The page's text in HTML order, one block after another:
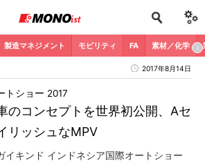
製造マネジメント モビリティ FA 素材／化学
2017年8月14日
のコンセプトを世界初公開、Aセ
リッシュなMPV
トショー 2017
イキンド インドネシア国際オートショー